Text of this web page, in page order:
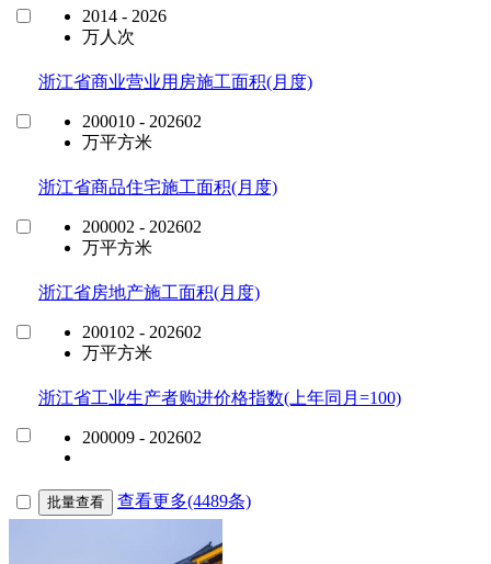
2014 - 2026
万人次
浙江省商业营业用房施工面积(月度)
200010 - 202602
万平方米
浙江省商品住宅施工面积(月度)
200002 - 202602
万平方米
浙江省房地产施工面积(月度)
200102 - 202602
万平方米
浙江省工业生产者购进价格指数(上年同月=100)
200009 - 202602
批量查看 查看更多(4489条)